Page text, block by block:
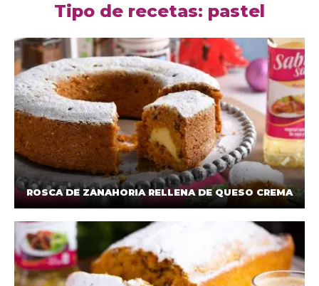
Tipo de recetas: pastel
ROSCA DE ZANAHORIA RELLENA DE QUESO CREMA